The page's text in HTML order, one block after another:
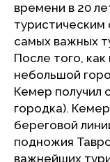
времени в 20
самых важных
После того,
небольшой
Кемер получил
городка).
береговой
подножия
важнейших